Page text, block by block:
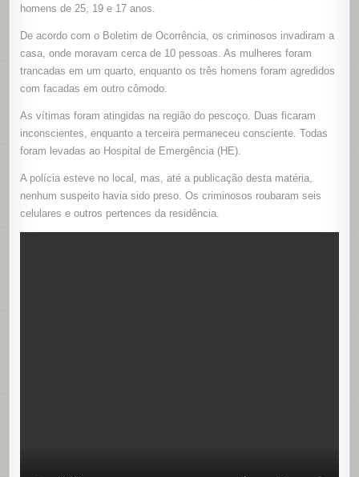
HOMENS
FACADAS
NA
ZONA
homens de 25, 19 e 17 anos.
De acordo com o Boletim de Ocorrência, os criminosos invadiram a
casa, onde moravam cerca de 10 pessoas. As mulheres foram
trancadas em um quarto, enquanto os três homens foram agredidos
com facadas em outro cômodo.
As vítimas foram atingidas na região do pescoço. Duas ficaram
inconscientes, enquanto a terceira permaneceu consciente. Todas
foram levadas ao Hospital de Emergência (HE).
A polícia esteve no local, mas, até a publicação desta matéria,
nenhum suspeito havia sido preso. Os criminosos roubaram seis
celulares e outros pertences da residência.